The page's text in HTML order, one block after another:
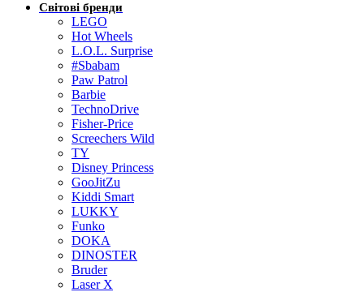
Світові бренди
LEGO
Hot Wheels
L.O.L. Surprise
#Sbabam
Paw Patrol
Barbie
TechnoDrive
Fisher-Price
Screechers Wild
TY
Disney Princess
GooJitZu
Kiddi Smart
LUKKY
Funko
DOKA
DINOSTER
Bruder
Laser X